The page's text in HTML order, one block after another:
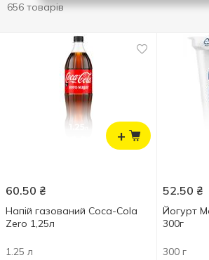
656 товарів
+
60.50 ₴
Напій газований Coca-Cola
Zero 1,25л
1.25 л
52.50 ₴
Йогурт
300г
300 г